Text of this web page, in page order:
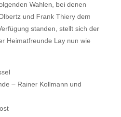
Wahlen, bei denen
und Frank Thiery dem
standen, stellt sich der
Heimatfreunde Lay nun wie
– Rainer Kollmann und